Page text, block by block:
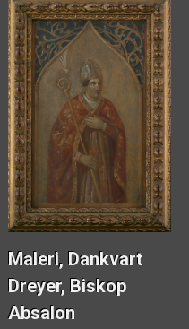
Maleri, Dankvart
Dreyer, Biskop
Absalon